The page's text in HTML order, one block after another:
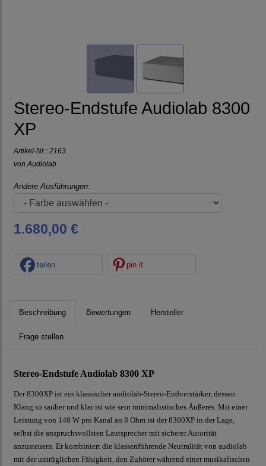
Stereo-Endstufe Audiolab 8300
XP
Artikel-Nr.: 2163
von Audiolab
Andere Ausführungen:
1.680,00 €
teilen pin it
Beschreibung Bewertungen Hersteller
Frage stellen
Stereo-Endstufe Audiolab 8300 XP
Der 8300XP ist ein klassischer audiolab-Stereo-Endverstärker, dessen
Klang so sauber und klar ist wie sein minimalistisches Äußeres. Mit einer
Leistung von 140 W pro Kanal an 8 Ohm ist der 8300XP in der Lage,
selbst die anspruchsvollsten Lautsprecher mit sicherer Autorität
anzusteuern. Er kombiniert die klassenführende Neutralität von audiolab
mit der untrüglichen Fähigkeit, den Zuhörer während einer musikalischen